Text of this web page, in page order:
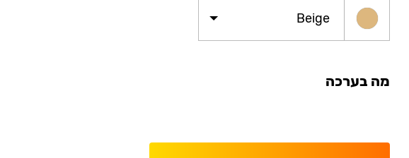
Beige
מה בערכה